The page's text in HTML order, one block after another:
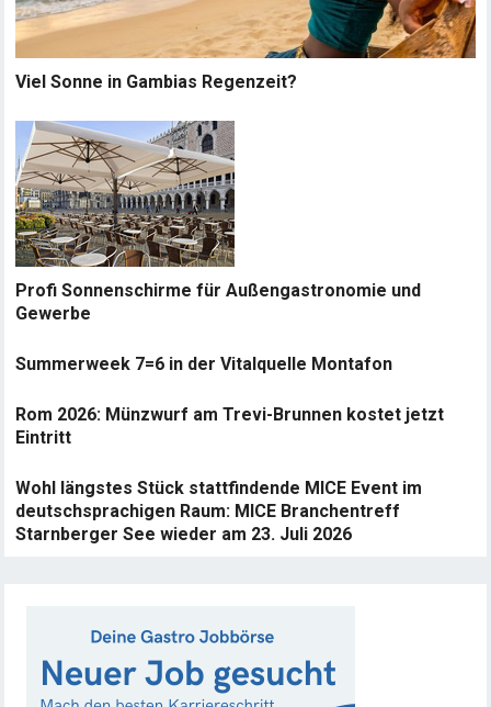
Viel Sonne in Gambias Regenzeit?
Profi Sonnenschirme für Außengastronomie und
Gewerbe
Summerweek 7=6 in der Vitalquelle Montafon
Rom 2026: Münzwurf am Trevi-Brunnen kostet jetzt
Eintritt
Wohl längstes Stück stattfindende MICE Event im
deutschsprachigen Raum: MICE Branchentreff
Starnberger See wieder am 23. Juli 2026